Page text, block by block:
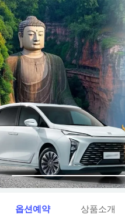
옵션예약 상품소개